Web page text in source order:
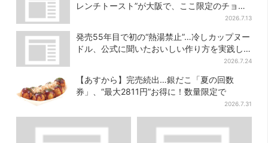
レンチトースト”が大阪で、ここ限定のチョコ
2026.7.13
発売55年目で初の“熱湯禁止”…冷しカップヌー
ドル、公式に聞いたおいしい作り方を実践し
2026.7.24
【あすから】完売続出…銀だこ「夏の回数
券」、“最大2811円”お得に！数量限定で
2026.7.31